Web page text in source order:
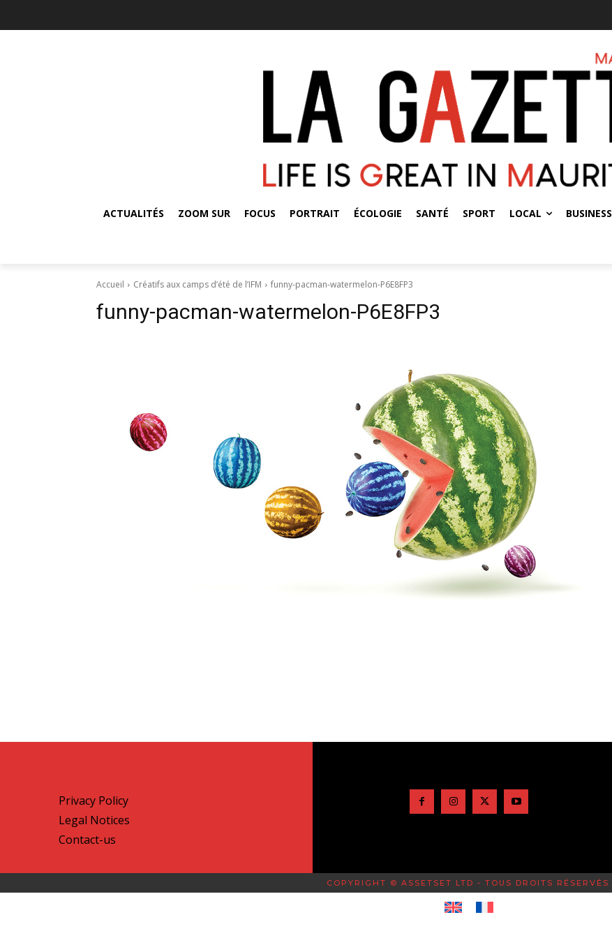
ACTUALITÉS ZOOM SUR FOCUS PORTRAIT ÉCOLOGIE SANTÉ SPORT LOCAL BUSINESS
Accueil Créatifs aux camps d’été de l’IFM funny-pacman-watermelon-P6E8FP3
funny-pacman-watermelon-P6E8FP3
Privacy Policy
Legal Notices
Contact-us
COPYRIGHT © ASSETSET LTD - TOUS DROITS RÉSERVÉS.